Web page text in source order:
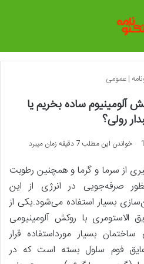
| عمومی
آلومینیوم ساده بخریم یا
رولی؟
خواندن این مطلب 7 دقیقه زمان میبرد
از سرما و گرما و همچنین رطوبت
صرفه‌جویی در انرژی از این
بسیار استفاده می‌شود.یکی از
الاستومری با روکش آلومینیومی
بسیار مورداستفاده قرار
فوم سلول بسته است که در